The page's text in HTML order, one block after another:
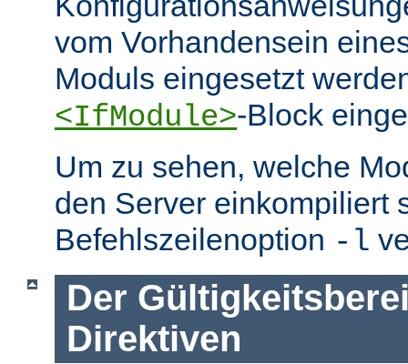
vom Vorhandensein
Moduls eingesetzt
<IfModule>-Block
Um zu sehen, welche
den Server einkompiliert
Befehlszeilenoption -l
Der
Direktiven